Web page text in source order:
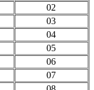
02
03
04
05
06
07